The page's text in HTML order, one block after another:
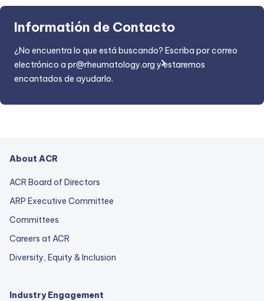
Informatión de Contacto
¿No encuentra lo que está buscando? Escriba por correo
electrónico a pr@rheumatology.org y estaremos
encantados de ayudarlo.
About ACR
ACR Board of Directors
ARP Executive Committee
Committees
Careers at ACR
Diversity, Equity & Inclusion
Industry Engagement